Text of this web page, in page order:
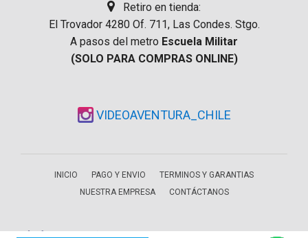
Retiro en tienda:
El Trovador 4280 Of. 711, Las Condes. Stgo.
A pasos del metro Escuela Militar
(SOLO PARA COMPRAS ONLINE)
VIDEOAVENTURA_CHILE
INICIO PAGO Y ENVIO
TERMINOS Y GARANTIAS
NUESTRA EMPRESA
CONTÁCTANOS